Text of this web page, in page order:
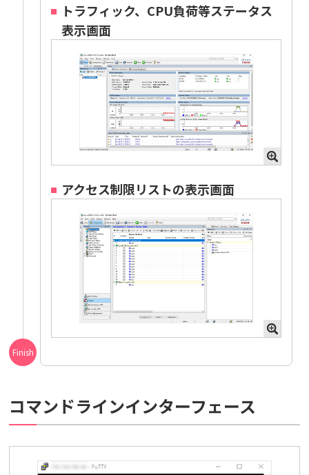
トラフィック、CPU負荷等ステータス
表示画面
アクセス制限リストの表示画面
コマンドラインインターフェース